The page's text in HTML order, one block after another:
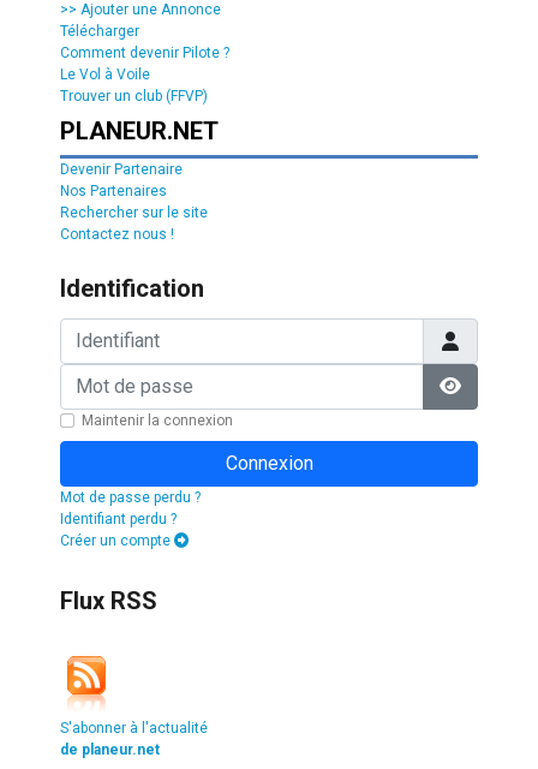
>> Ajouter une Annonce
Télécharger
Comment devenir Pilote ?
Le Vol à Voile
Trouver un club (FFVP)
PLANEUR.NET
Devenir Partenaire
Nos Partenaires
Rechercher sur le site
Contactez nous !
Identification
Identifiant
Mot de passe
Afficher
Maintenir la connexion
Connexion
Mot de passe perdu ?
Identifiant perdu ?
Créer un compte
Flux RSS
S'abonner à l'actualité
de planeur.net